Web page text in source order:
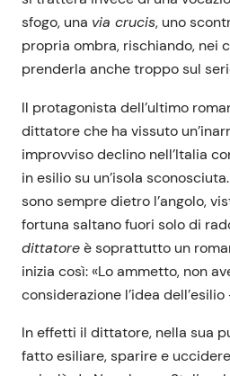
sfogo, una via crucis, uno
propria ombra, rischiando, nei
prenderla anche troppo sul
Il protagonista dell’ultimo
dittatore che ha vissuto
improvviso declino nell’Italia
in esilio su un’isola
sono sempre dietro l’angolo,
fortuna saltano fuori solo di
dittatoreè soprattutto un
inizia così: «Lo ammetto, non
considerazione l’idea dell’esilio
In effetti il dittatore, nella sua
fatto esiliare, sparire e